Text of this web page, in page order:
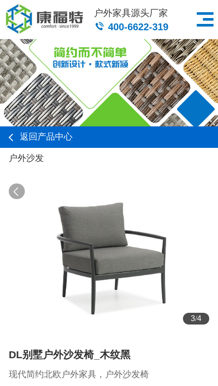
户外家具源头厂家
400-6622-319
返回产品中心
户外沙发
3/4
DL别墅户外沙发椅_木纹黑
现代简约北欧户外家具，户外沙发椅